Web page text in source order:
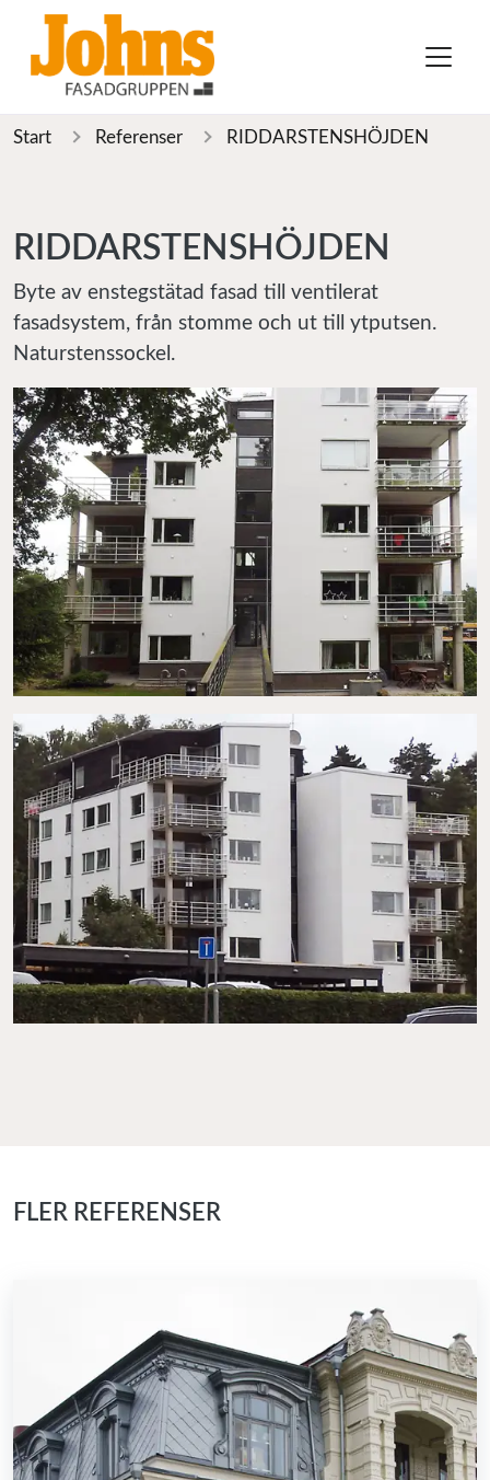
Start Referenser RIDDARSTENSHÖJDEN
RIDDARSTENSHÖJDEN
Byte av enstegstätad fasad till ventilerat
fasadsystem, från stomme och ut till ytputsen.
Naturstenssockel.
FLER REFERENSER